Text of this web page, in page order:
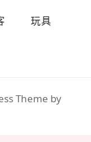
玩具
Theme by